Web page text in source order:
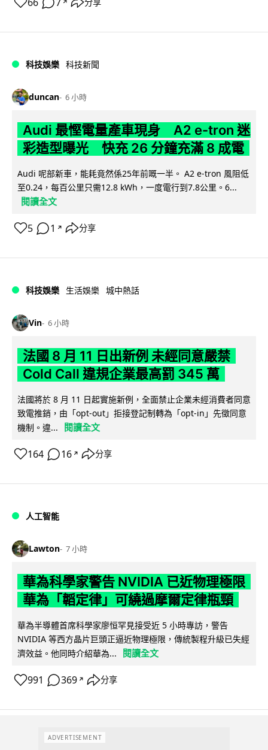
↗
科技娛樂 科技新聞
duncan 6 小時
Audi 最慳電量產車現身 A2 e-tron 迷
彩造型曝光 快充 26 分鐘充滿 8 成電
Audi 呢部新車，能耗竟然係25年前嘅一半。 A2 e-tron 風阻低
至0.24，每百公里只需12.8 kWh，一度電行到7.8公里。6...
閱讀全文
5 1 ↗ 分享
科技娛樂 生活娛樂 城中熱話
Vin 6 小時
法國 8 月 11 日出新例 未經同意嚴禁
Cold Call 違規企業最高罰 345 萬
法國將於 8 月 11 日起實施新例，全面禁止企業未經消費者同意
致電推銷，由「opt-out」拒接登記制轉為「opt-in」先徵同意
機制。違...
閱讀全文
164 16 ↗ 分享
人工智能
Lawton 7 小時
華為科學家警告 NVIDIA 已近物理極限
華為「韜定律」可繞過摩爾定律瓶頸
華為半導體首席科學家廖恒罕見接受近 5 小時專訪，警告
NVIDIA 等西方晶片巨頭正逼近物理極限，傳統製程升級已失經
濟效益。他同時介紹華為...
閱讀全文
991 369 ↗ 分享
ADVERTISEMENT